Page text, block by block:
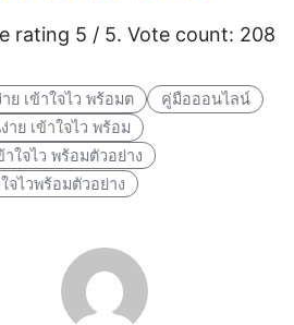
rating 5 / 5. Vote count: 208
เข้าใจไว พร้อมต
คู่มือออนไลน์
ย เข้าใจไว พร้อม
ใจไว พร้อมตัวอย่าง
ไวพร้อมตัวอย่าง